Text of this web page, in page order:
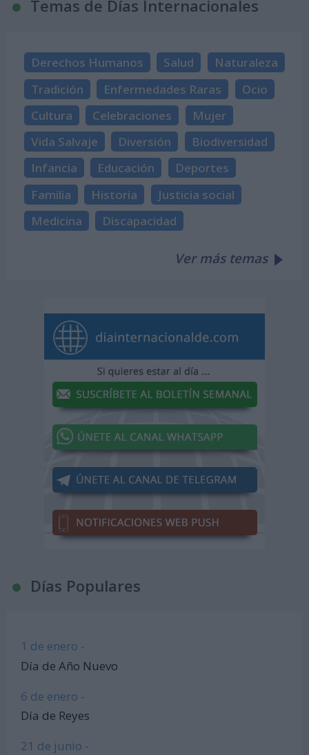
Temas de Días Internacionales
Derechos Humanos Salud
Naturaleza
Tradición
Enfermedades Raras
Ocio
Cultura
Celebraciones
Mujer
Vida Salvaje
Diversión
Biodiversidad
Infancia
Educación
Deportes
Familia
Historia
Justicia social
Medicina
Discapacidad
Ver más temas
Días Populares
1 de enero -
Día de Año Nuevo
6 de enero -
Día de Reyes
21 de junio -